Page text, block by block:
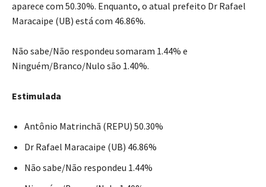
aparece com 50.30%. Enquanto, o atual prefeito Dr Rafael
Maracaipe (UB) está com 46.86%.
Não sabe/Não respondeu somaram 1.44% e
Ninguém/Branco/Nulo são 1.40%.
Estimulada
Antônio Matrinchã (REPU) 50.30%
Dr Rafael Maracaipe (UB) 46.86%
Não sabe/Não respondeu 1.44%